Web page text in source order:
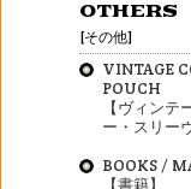
OTHERS
[その他]
VINTAGE
POUCH
【ヴィンテ
ー・スリー
BOOKS /
【書籍】